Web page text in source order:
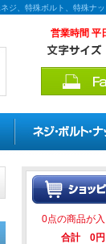
ジ、特殊ボルト、特殊ナ
営業時間 平
キャ
0点の商品が入
合計 0円